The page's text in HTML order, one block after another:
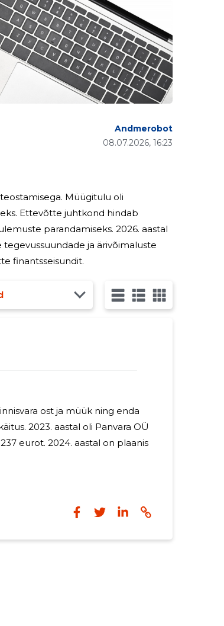
08.07.2026, 16:23
Andmerobot
Müügitulu oli
parandamiseks. 2026. aastal
ja ärivõimaluste
finantsseisundit.
ost ja müük ning enda
OÜ
on plaanis